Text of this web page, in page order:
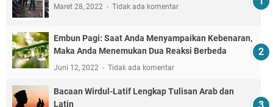
Maret 28, 2022 Tidak ada komentar
Embun Pagi: Saat Anda Menyampaikan Kebenaran,
Maka Anda Menemukan Dua Reaksi Berbeda
Juni 12, 2022 Tidak ada komentar
Bacaan Wirdul-Latif Lengkap Tulisan Arab dan
Latin